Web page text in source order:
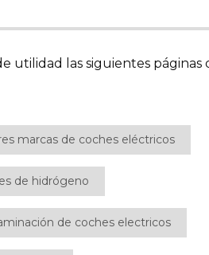
utilidad las siguientes páginas
marcas de coches eléctricos
de hidrógeno
de coches electricos